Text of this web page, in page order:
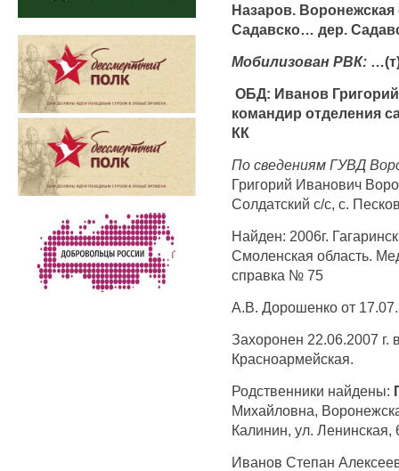
Назаров.
Садавско… дер.
Мобилизован РВК:
ОБД: Иванов Григорий
командир отделения
КК
По сведениям ГУВД
Григорий Иванович
Солдатский с/с, с.
Найден: 2006г.
Смоленская область.
справка № 75
А.В. Дорошенко от
Захоронен 22.06.2007 г.
Красноармейская.
Родственники найдены:
Михайловна,
Калинин, ул. Ленинская,
Иванов Степан